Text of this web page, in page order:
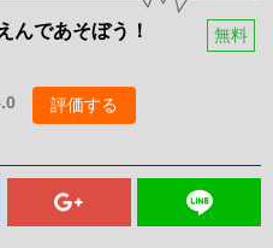
であそぼう！ 無料
評価する